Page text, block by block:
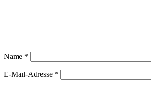
Name *
E-Mail-Adresse *